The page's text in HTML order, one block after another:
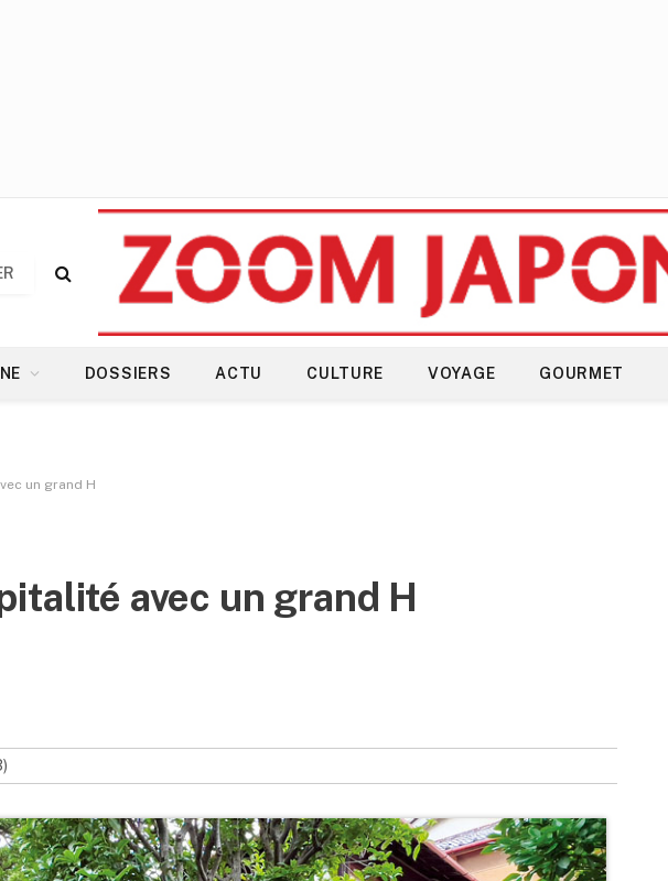
DOSSIERS ACTU CULTURE VOYAGE GOURMET
un grand H
avec un grand H